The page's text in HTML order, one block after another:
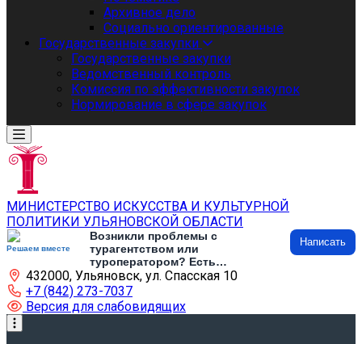
Архивное дело
Социально ориентированные
Государственные закупки
Государственные закупки
Ведомственный контроль
Комиссия по эффективности закупок
Нормирование в сфере закупок
МИНИСТЕРСТВО ИСКУССТВА И КУЛЬТУРНОЙ
ПОЛИТИКИ УЛЬЯНОВСКОЙ ОБЛАСТИ
Решаем вместе
Возникли проблемы с
турагентством или
туроператором? Есть
предложения по развитию
туризма и туристической
инфраструктуры? Напишите об
этом
Написать
432000, Ульяновск, ул. Спасская 10
+7 (842) 273-7037
Версия для слабовидящих